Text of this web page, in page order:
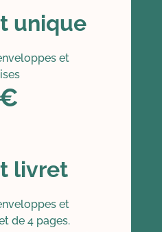
unique
et
livret
et
de 4 pages.